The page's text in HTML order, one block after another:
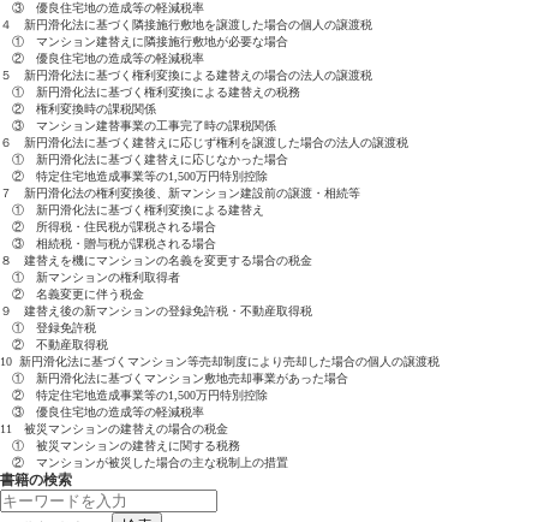
③ 優良住宅地の造成等の軽減税率
４ 新円滑化法に基づく隣接施行敷地を譲渡した場合の個人の譲渡税
① マンション建替えに隣接施行敷地が必要な場合
② 優良住宅地の造成等の軽減税率
５ 新円滑化法に基づく権利変換による建替えの場合の法人の譲渡税
① 新円滑化法に基づく権利変換による建替えの税務
② 権利変換時の課税関係
③ マンション建替事業の工事完了時の課税関係
６ 新円滑化法に基づく建替えに応じず権利を譲渡した場合の法人の譲渡税
① 新円滑化法に基づく建替えに応じなかった場合
② 特定住宅地造成事業等の1,500万円特別控除
７ 新円滑化法の権利変換後、新マンション建設前の譲渡・相続等
① 新円滑化法に基づく権利変換による建替え
② 所得税・住民税が課税される場合
③ 相続税・贈与税が課税される場合
８ 建替えを機にマンションの名義を変更する場合の税金
① 新マンションの権利取得者
② 名義変更に伴う税金
９ 建替え後の新マンションの登録免許税・不動産取得税
① 登録免許税
② 不動産取得税
10 新円滑化法に基づくマンション等売却制度により売却した場合の個人の譲渡税
① 新円滑化法に基づくマンション敷地売却事業があった場合
② 特定住宅地造成事業等の1,500万円特別控除
③ 優良住宅地の造成等の軽減税率
11 被災マンションの建替えの場合の税金
① 被災マンションの建替えに関する税務
② マンションが被災した場合の主な税制上の措置
書籍の検索